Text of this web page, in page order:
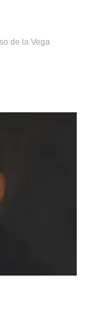
de la Vega